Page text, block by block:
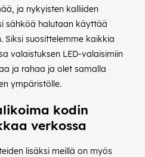
ja nykyisten kalliiden
sähköä halutaan käyttää
Siksi suosittelemme kaikkia
valaistuksen LED-valaisimiin
ja rahaa ja olet samalla
ympäristölle.
kodin
verkossa
lisäksi meillä on myös